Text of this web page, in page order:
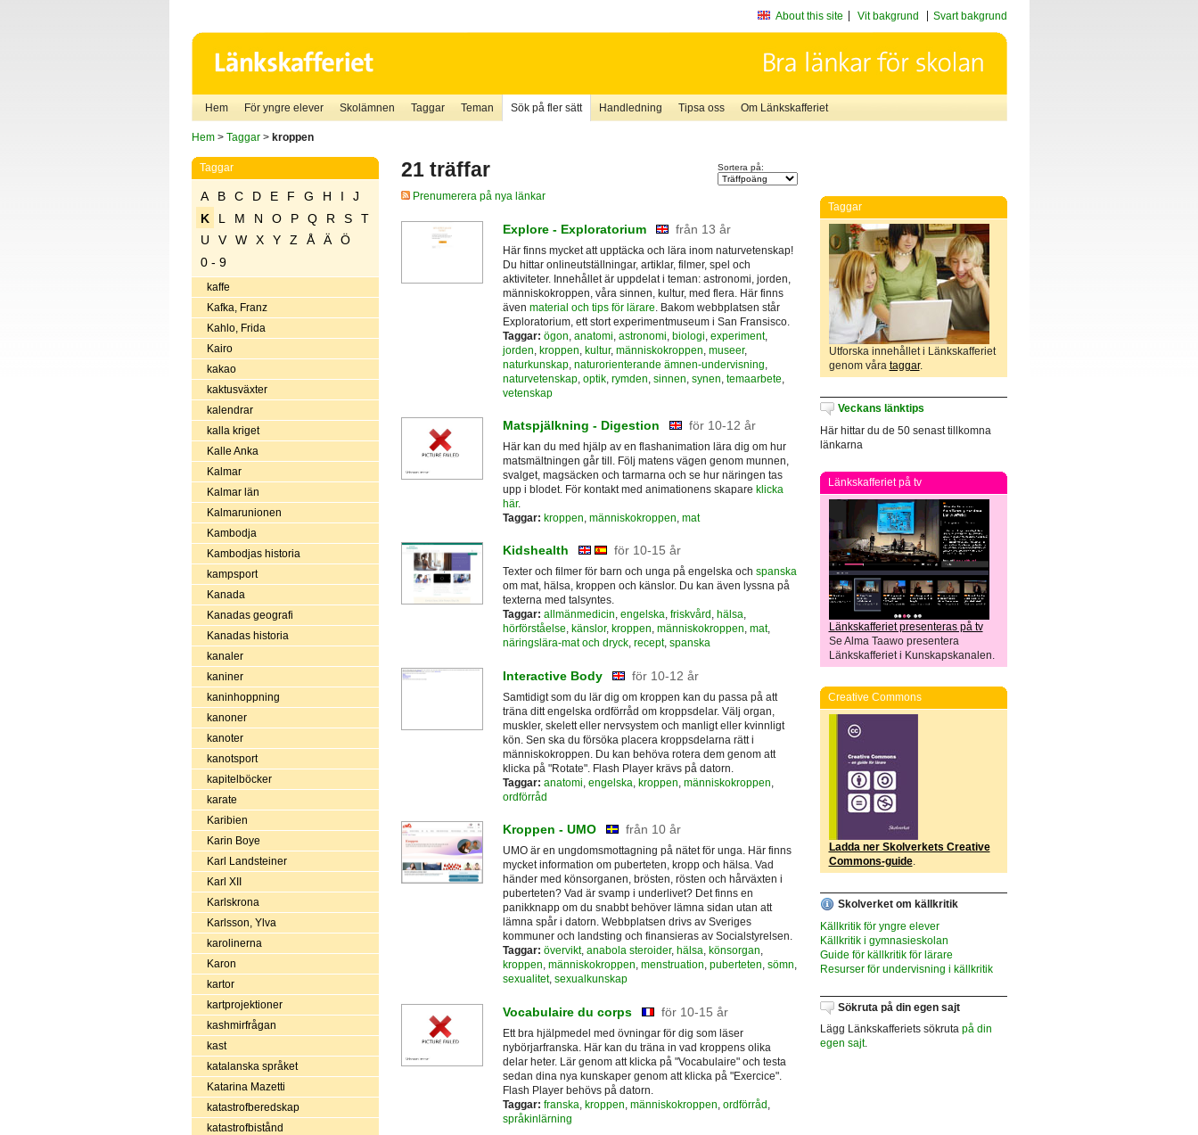
About this site Vit bakgrund Svart bakgrund
Hem För yngre elever Skolämnen Taggar Teman Sök på fler sätt Handledning Tipsa oss Om Länkskafferiet
Hem> Taggar> kroppen
Taggar
A B C D E F G H I
J
K
L M N O P Q R S
T
U
V W X Y Z Å Ä
Ö
0 - 9
kaffe
Kafka, Franz
Kahlo, Frida
Kairo
kakao
kaktusväxter
kalendrar
kalla kriget
Kalle Anka
Kalmar
Kalmar län
Kalmarunionen
Kambodja
Kambodjas historia
kampsport
Kanada
Kanadas geografi
Kanadas historia
kanaler
kaniner
kaninhoppning
kanoner
kanoter
kanotsport
kapitelböcker
karate
Karibien
Karin Boye
Karl Landsteiner
Karl XII
Karlskrona
Karlsson, Ylva
karolinerna
Karon
kartor
kartprojektioner
kashmirfrågan
kast
katalanska språket
Katarina Mazetti
katastrofberedskap
katastrofbistånd
21 träffar Sortera på:
Prenumerera på nya länkar
Explore - Exploratorium från 13 år
Här finns mycket att upptäcka och lära inom naturvetenskap!
Du hittar onlineutställningar, artiklar, filmer, spel och
aktiviteter. Innehållet är uppdelat i teman: astronomi, jorden,
människokroppen, våra sinnen, kultur, med flera. Här finns
även material och tips för lärare . Bakom webbplatsen står
Exploratorium, ett stort experimentmuseum i San Fransisco.
Taggar: ögon anatomi astronomi biologi experiment,
jorden kroppen kultur, människokroppen museer,
naturkunskap, naturorienterande ämnen-undervisning
naturvetenskap, optik, rymden sinnen synen temaarbete
vetenskap
Matspjälkning - Digestion för 10-12 år
Här kan du med hjälp av en flashanimation lära dig om hur
matsmältningen går till. Följ matens vägen genom munnen,
svalget, magsäcken och tarmarna och se hur näringen tas
upp i blodet. För kontakt med animationens skapare klicka
här.
Taggar: kroppen, människokroppen, mat
Kidshealth för 10-15 år
Texter och filmer för barn och unga på engelska och spanska
om mat, hälsa, kroppen och känslor. Du kan även lyssna på
texterna med talsyntes.
Taggar: allmänmedicin, engelska, friskvård , hälsa,
hörförståelse, känslor, kroppen, människokroppen, mat,
näringslära-mat och dryck, recept, spanska
Interactive Body för 10-12 år
Samtidigt som du lär dig om kroppen kan du passa på att
träna ditt engelska ordförråd om kroppsdelar. Välj organ,
muskler, skelett eller nervsystem och manligt eller kvinnligt
kön. Sen ska du försöka placera kroppsdelarna rätt i
människokroppen. Du kan behöva rotera dem genom att
klicka på "Rotate". Flash Player krävs på datorn.
Taggar: anatomi, engelska, kroppen, människokroppen,
ordförråd
Kroppen - UMO från 10 år
UMO är en ungdomsmottagning på nätet för unga. Här finns
mycket information om puberteten, kropp och hälsa. Vad
händer med könsorganen, brösten, rösten och hårväxten i
puberteten? Vad är svamp i underlivet? Det finns en
panikknapp om du snabbt behöver lämna sidan utan att
lämna spår i datorn. Webbplatsen drivs av Sveriges
kommuner och landsting och finansieras av Socialstyrelsen.
Taggar: övervikt, anabola steroider, hälsa, könsorgan,
kroppen, människokroppen, menstruation, puberteten, sömn,
sexualitet, sexualkunskap
Vocabulaire du corps för 10-15 år
Ett bra hjälpmedel med övningar för dig som läser
nybörjarfranska. Här kan du träna in vad kroppens olika
delar heter. Lär genom att klicka på "Vocabulaire" och testa
sedan dina nya kunskaper genom att klicka på "Exercice".
Flash Player behövs på datorn.
Taggar: franska kroppen människokroppen ordförråd
språkinlärning
Taggar
Utforska innehållet i Länkskafferiet
genom våra taggar.
Veckans länktips
Här hittar du de 50 senast tillkomna
länkarna
Länkskafferiet på tv
Länkskafferiet presenteras på tv
Se Alma Taawo presentera
Länkskafferiet i Kunskapskanalen.
Creative Commons
Ladda ner Skolverkets Creative
Commons-guide.
Skolverket om källkritik
Källkritik för yngre elever
Källkritik i gymnasieskolan
Guide för källkritik för lärare
Resurser för undervisning i källkritik
Sökruta på din egen sajt
Lägg Länkskafferiets sökruta på din
egen sajt.